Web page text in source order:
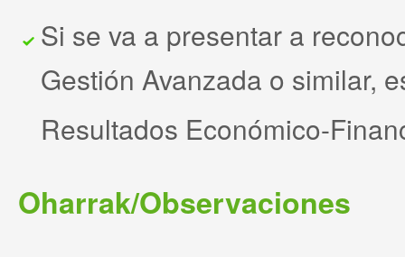
Si se va a presentar a
Gestión Avanzada o similar,
Resultados Económico-
Oharrak/Observaciones